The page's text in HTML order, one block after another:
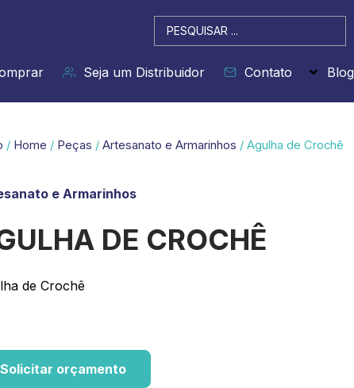
Pesquisar
...
Seja um Distribuidor Contato Blog
/ Home / Peças / Artesanato e Armarinhos / Agulha de Crochê
e Armarinhos
DE CROCHÊ
de Crochê
Solicitar orçamento